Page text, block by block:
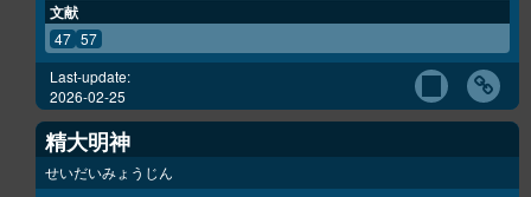
文献
47 57
Last-update:
2026-02-25
精大明神
せいだいみょうじん